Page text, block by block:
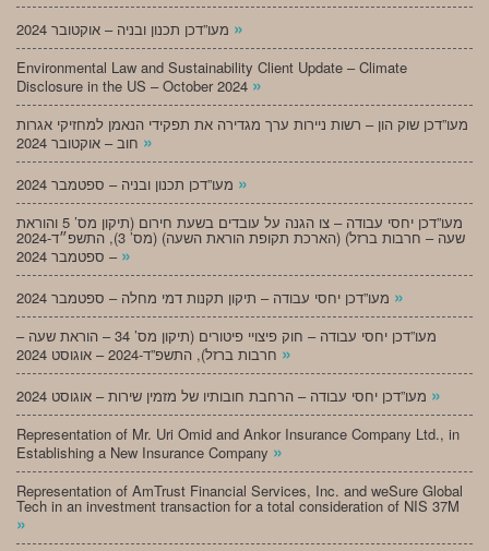
»
Environmental Law and Sustainability Client Update – Climate
Disclosure in the US – October 2024 »
מעו”דכן שוק הון – רשות ניירות ערך מגדירה את תפקידי הנאמן למחזיקי אגרות
»
»
מעו”דכן יחסי עבודה – צו הגנה על עובדים בשעת חירום (תיקון מס’ 5 והוראת
שעה – חרבות ברזל) (הארכת תקופת הוראת השעה) (מס’ 3), התשפ״ד-2024
– ספטמבר 2024 »
»
מעו”דכן יחסי עבודה – חוק פיצויי פיטורים (תיקון מס’ 34 – הוראת שעה –
»
»
Representation of Mr. Uri Omid and Ankor Insurance Company Ltd., in
Establishing a New Insurance Company »
Representation of AmTrust Financial Services, Inc. and weSure Global
Tech in an investment transaction for a total consideration of NIS 37M
»